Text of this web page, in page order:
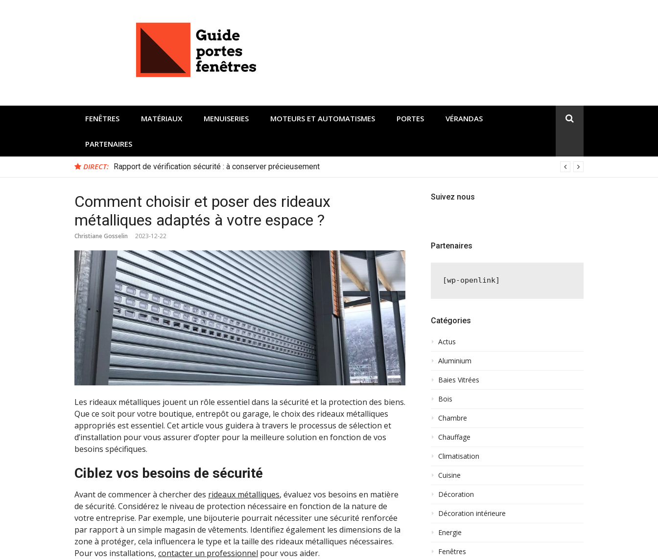
FENÊTRES MATÉRIAUX MENUISERIES MOTEURS ET AUTOMATISMES PORTES VÉRANDAS
PARTENAIRES
DIRECT: Rapport de vérification sécurité : à conserver précieusement
Comment choisir et poser des rideaux
métalliques adaptés à votre espace ?
Christiane Gosselin 2023-12-22
Les rideaux métalliques jouent un rôle essentiel dans la sécurité et la protection des biens.
Que ce soit pour votre boutique, entrepôt ou garage, le choix des rideaux métalliques
appropriés est essentiel. Cet article vous guidera à travers le processus de sélection et
d’installation pour vous assurer d’opter pour la meilleure solution en fonction de vos
besoins spécifiques.
Ciblez vos besoins de sécurité
Avant de commencer à chercher des rideaux métalliques, évaluez vos besoins en matière
de sécurité. Considérez le niveau de protection nécessaire en fonction de la nature de
votre entreprise. Par exemple, une bijouterie pourrait nécessiter une sécurité renforcée
par rapport à un simple magasin de vêtements. Identifiez également les dimensions de la
zone à protéger, cela influencera le type et la taille des rideaux métalliques nécessaires.
Pour vos installations, contacter un professionnel pour vous aider.
Suivez nous
Partenaires
[wp-openlink]
Catégories
Actus
Aluminium
Baies Vitrées
Bois
Chambre
Chauffage
Climatisation
Cuisine
Décoration
Décoration intérieure
Energie
Fenêtres